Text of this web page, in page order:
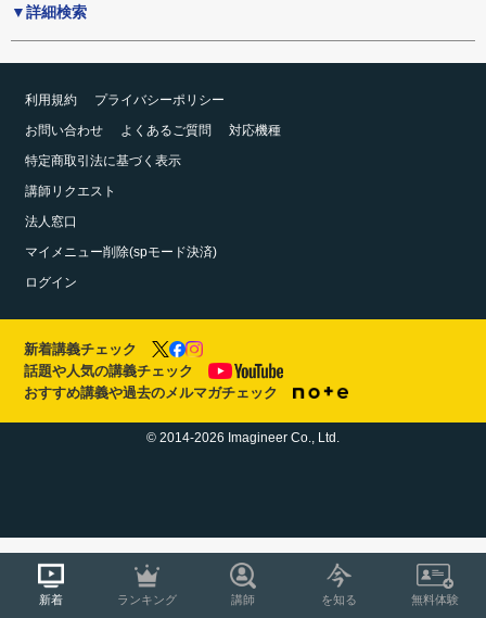
▼詳細検索
利用規約
プライバシーポリシー
お問い合わせ
よくあるご質問
対応機種
特定商取引法に基づく表示
講師リクエスト
法人窓口
マイメニュー削除(spモード決済)
ログイン
新着講義チェック
話題や人気の講義チェック
おすすめ講義や過去のメルマガチェック
© 2014-2026 Imagineer Co., Ltd.
新着 ランキング 講師 を知る 無料体験